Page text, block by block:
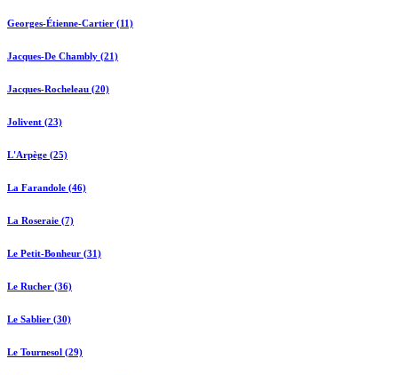
Georges-Étienne-Cartier (11)
Jacques-De Chambly (21)
Jacques-Rocheleau (20)
Jolivent (23)
L'Arpège (25)
La Farandole (46)
La Roseraie (7)
Le Petit-Bonheur (31)
Le Rucher (36)
Le Sablier (30)
Le Tournesol (29)